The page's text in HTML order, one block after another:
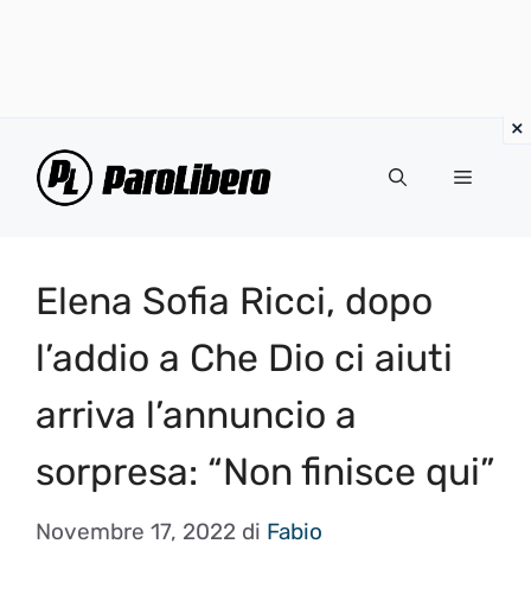
Menu
Elena Sofia Ricci, dopo
l’addio a Che Dio ci aiuti
arriva l’annuncio a
sorpresa: “Non finisce qui”
Novembre 17, 2022 di Fabio